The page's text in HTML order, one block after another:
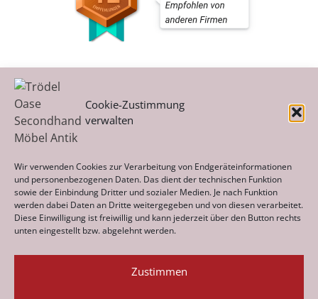
Cookie-Zustimmung
verwalten
Wir verwenden Cookies zur Verarbeitung von Endgeräteinformationen
und personenbezogenen Daten. Das dient der technischen Funktion
sowie der Einbindung Dritter und sozialer Medien. Je nach Funktion
werden dabei Daten an Dritte weitergegeben und von diesen verarbeitet.
Diese Einwilligung ist freiwillig und kann jederzeit über den Button rechts
unten eingestellt bzw. abgelehnt werden.
Zustimmen
Archiv